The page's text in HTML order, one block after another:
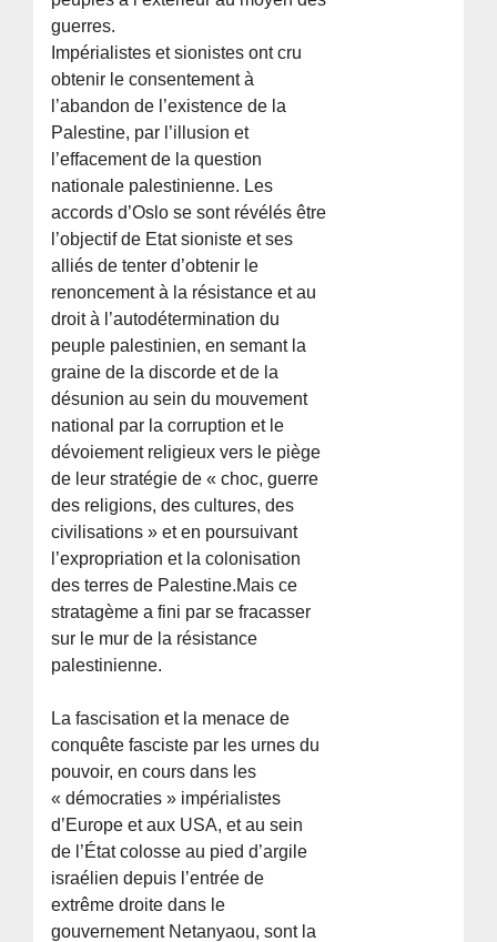
guerres.
Impérialistes et sionistes ont cru
obtenir le consentement à
l’abandon de l’existence de la
Palestine, par l’illusion et
l’effacement de la question
nationale palestinienne. Les
accords d’Oslo se sont révélés être
l’objectif de Etat sioniste et ses
alliés de tenter d’obtenir le
renoncement à la résistance et au
droit à l’autodétermination du
peuple palestinien, en semant la
graine de la discorde et de la
désunion au sein du mouvement
national par la corruption et le
dévoiement religieux vers le piège
de leur stratégie de « choc, guerre
des religions, des cultures, des
civilisations » et en poursuivant
l’expropriation et la colonisation
des terres de Palestine.Mais ce
stratagème a fini par se fracasser
sur le mur de la résistance
palestinienne.
La fascisation et la menace de
conquête fasciste par les urnes du
pouvoir, en cours dans les
« démocraties » impérialistes
d’Europe et aux USA, et au sein
de l’État colosse au pied d’argile
israélien depuis l’entrée de
extrême droite dans le
gouvernement Netanyaou, sont la